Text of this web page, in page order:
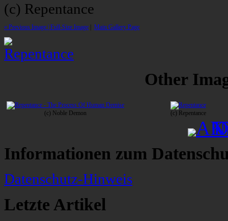
(c) Repentance
« Previous Image | Full-Size Image Main Gallery Page
Other
(c) Noble Demon (c) Repentance
Informationen zum
Datenschutz-Hinweis
Letzte Artikel